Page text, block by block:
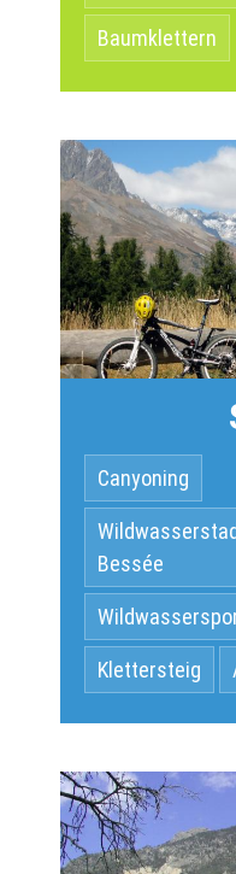
Baumklettern
Canyoning
Bessée
Klettersteig